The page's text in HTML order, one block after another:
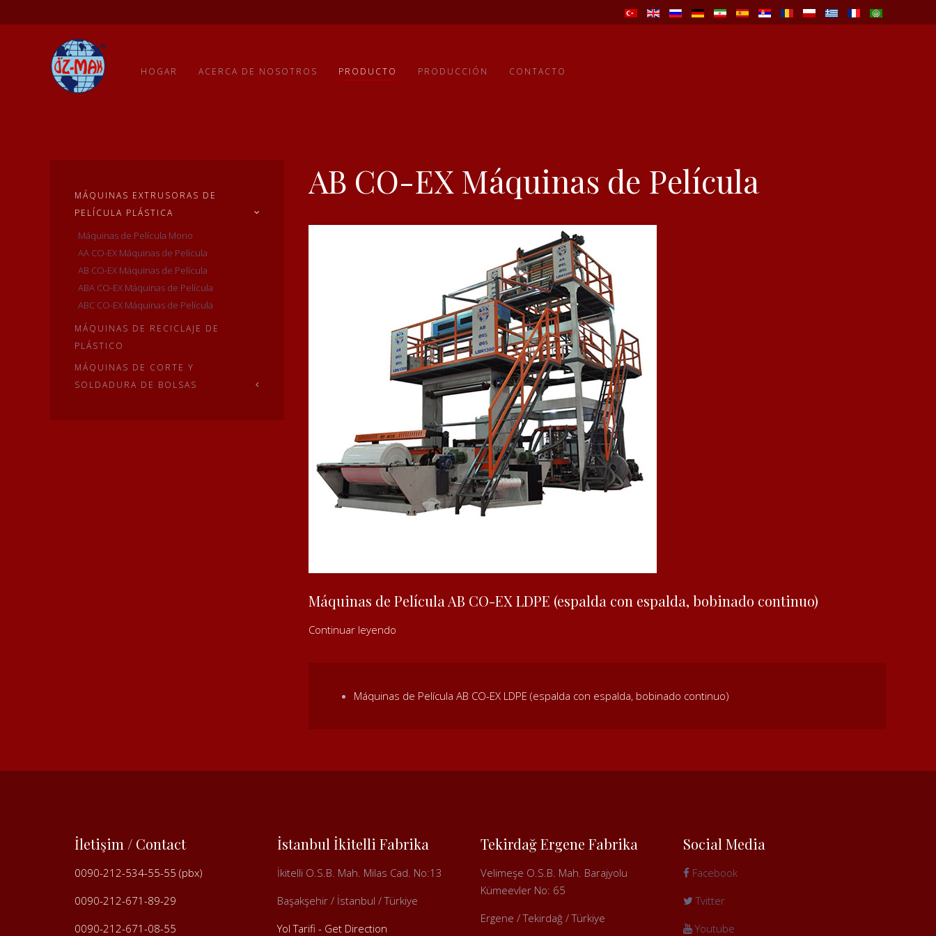
HOGAR ACERCA DE NOSOTROS PRODUCTO PRODUCCIÓN CONTACTO
AB CO-EX Máquinas de Película
Máquinas de Película AB CO-EX LDPE (espalda con espalda, bobinado continuo)
Continuar leyendo
Máquinas de Película AB CO-EX LDPE (espalda con espalda, bobinado continuo)
MÁQUINAS EXTRUSORAS DE
PELÍCULA PLÁSTICA
Máquinas de Película Mono
AA CO-EX Máquinas de Película
AB CO-EX Máquinas de Película
ABA CO-EX Máquinas de Película
ABC CO-EX Máquinas de Película
MÁQUINAS DE RECICLAJE DE
PLÁSTICO
MÁQUINAS DE CORTE Y
SOLDADURA DE BOLSAS
İletişim / Contact
0090-212-534-55-55 (pbx)
0090-212-671-89-29
0090-212-671-08-55
İstanbul İkitelli Fabrika
İkitelli O.S.B. Mah. Milas Cad. No:13
Başakşehir / İstanbul / Türkiye
Yol Tarifi - Get Direction
Tekirdağ Ergene Fabrika
Velimeşe O.S.B. Mah. Barajyolu
Kümeevler No: 65
Ergene / Tekirdağ / Türkiye
Social Media
Facebook
Tvitter
Youtube